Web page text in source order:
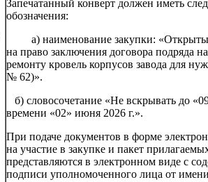
Запечатанный конверт должен иметь
обозначения:
а) наименование закупки:
на право заключения договора подряда
ремонту кровель корпусов завода для
№ 62)».
б) словосочетание «Не вскрывать до
времени «02» июня 2026 г.».
При подаче документов в форме
на участие в закупке и пакет
представляются в электронном виде с
подписи уполномоченного лица от